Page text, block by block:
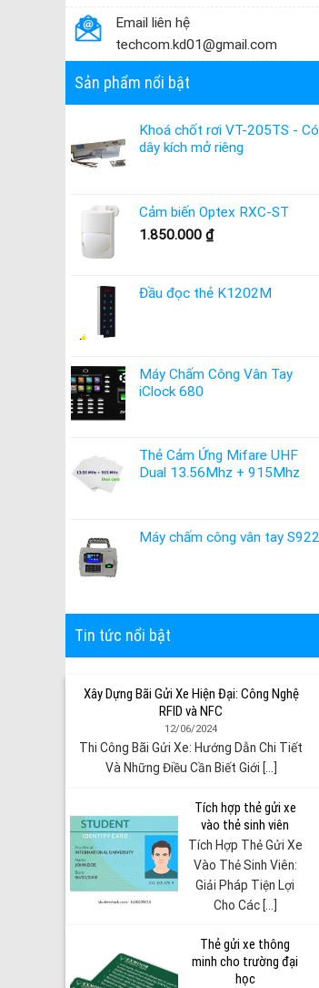
Email liên hệ
techcom.kd01@gmail.com
Sản phẩm nổi bật
Khoá chốt rơi VT-205TS - Có
dây kích mở riêng
Cảm biến Optex RXC-ST
1.850.000 ₫
Đầu đọc thẻ K1202M
Máy Chấm Công Vân Tay
iClock 680
Thẻ Cảm Ứng Mifare UHF
Dual 13.56Mhz + 915Mhz
Máy chấm công vân tay S922
Tin tức nổi bật
Xây Dựng Bãi Gửi Xe Hiện Đại: Công Nghệ
RFID và NFC
12/06/2024
Thi Công Bãi Gửi Xe: Hướng Dẫn Chi Tiết
Và Những Điều Cần Biết Giới [...]
Tích hợp thẻ gửi xe
vào thẻ sinh viên
Tích Hợp Thẻ Gửi Xe
Vào Thẻ Sinh Viên:
Giải Pháp Tiện Lợi
Cho Các [...]
Thẻ gửi xe thông
minh cho trường đại
học